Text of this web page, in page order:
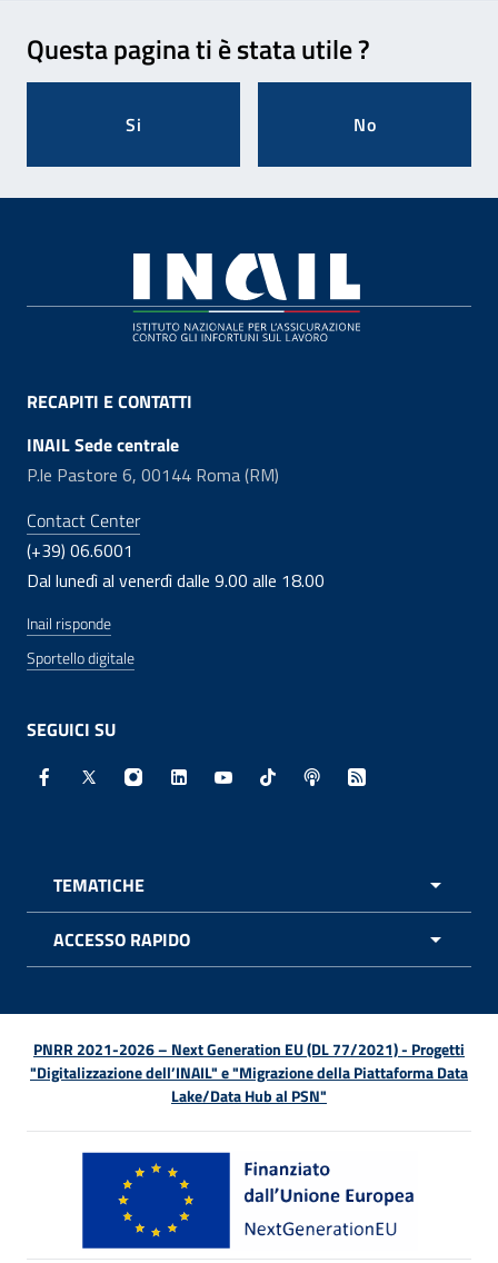
Questa pagina ti è stata utile ?
Si No
RECAPITI E CONTATTI
INAIL Sede centrale
P.le Pastore 6, 00144 Roma (RM)
Contact Center
(+39) 06.6001
Dal lunedì al venerdì dalle 9.00 alle 18.00
Inail risponde
Sportello digitale
SEGUICI SU
Facebook - Sito esterno - Apertura in nuova finestra
X - Sito esterno - Apertura in nuova finestra
Instagram - Sito esterno - Apertura in
Linkedin - Sito esterno - Apertura in
Youtube - Sito esterno -
TikTok - Sito esterno -
Spreaker - Sito
Feed RSS -
TEMATICHE
ACCESSO RAPIDO
PNRR 2021-2026 – Next Generation EU (DL 77/2021) - Progetti
"Digitalizzazione dell’INAIL" e "Migrazione della Piattaforma Data
Lake/Data Hub al PSN"